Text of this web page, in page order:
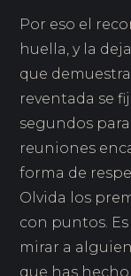
Por eso el
huella, y la
que
reventada se
segundos
reuniones
forma de
Olvida los
con puntos.
mirar a
que has